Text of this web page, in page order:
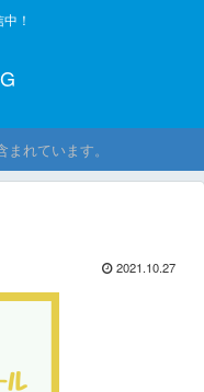
！
れています。
2021.10.27